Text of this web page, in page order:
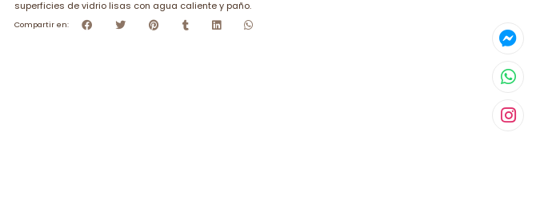
superficies de vidrio lisas con agua caliente y paño.
Compartir en: